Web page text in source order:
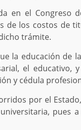
en el Congreso
de los costos de
trámite.
la educación de
el educativo,
y cédula
por el
pues